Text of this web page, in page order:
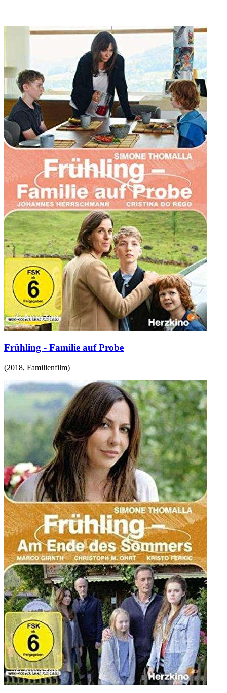
Frühling - Familie auf Probe
(2018, Familienfilm)